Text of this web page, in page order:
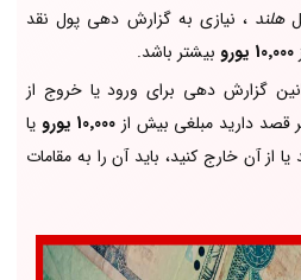
هلند ، نیازی به گزارش دهی پول نقد
10٬000 یورو
بیشتر باشد.
گزارش دهی برای ورود یا خروج از
دارید مبلغی بیش از 10٬000 یورو
یا
یا از آن خارج کنید، باید آن را به مقامات